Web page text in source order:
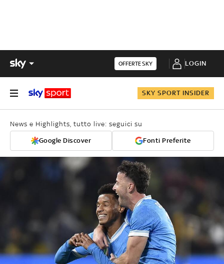
OFFERTE SKY LOGIN
SKY SPORT INSIDER
News e Highlights, tutto live: seguici su
Google Discover Fonti Preferite